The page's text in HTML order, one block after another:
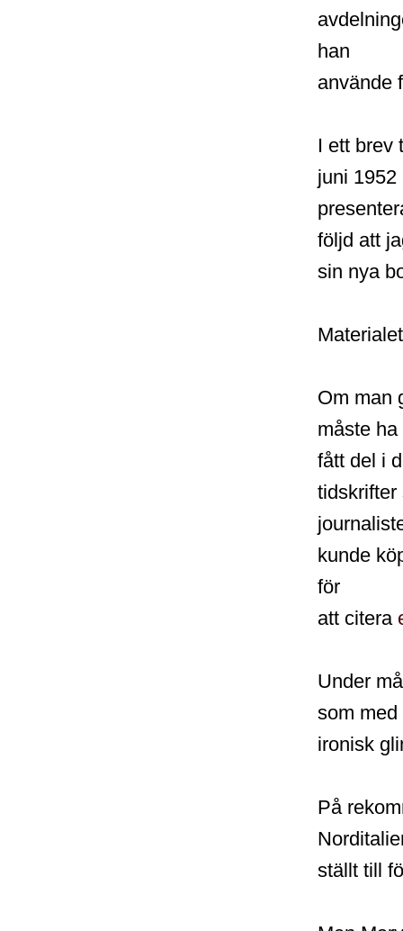
han
använde
I ett brev
juni 1952
följd att
sin nya
Om man
måste ha
fått del i
kunde
för
att citera
Under
som med
ironisk
På
ställt till